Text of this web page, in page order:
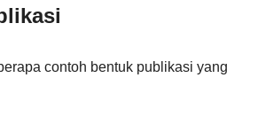
contoh bentuk publikasi yang